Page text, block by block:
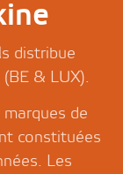
distribue
(BE & LUX).
de
constituées
Les